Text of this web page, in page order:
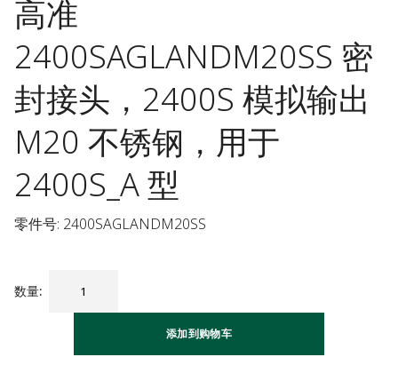
高准
2400SAGLANDM20SS 密
封接头，2400S 模拟输出
M20 不锈钢，用于
2400S_A 型
零件号: 2400SAGLANDM20SS
数量:
添加到购物车